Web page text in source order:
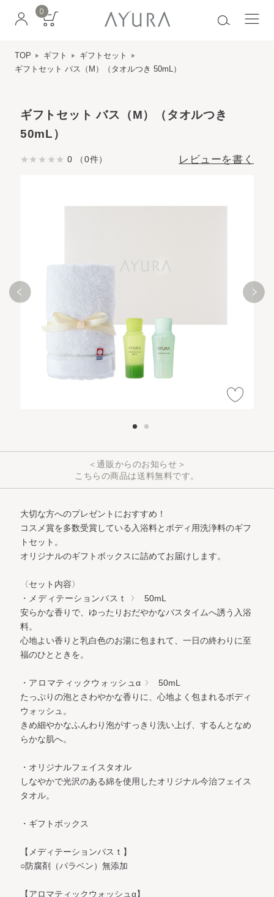
0
TOP ギフト
ギフトセット
ギフトセット バス（M）（タオルつき 50mL）
ギフトセット バス（M）（タオルつき
50mL）
0 （0件） レビューを書く
＜通販からのお知らせ＞
こちらの商品は送料無料です。
大切な方へのプレゼントにおすすめ！
コスメ賞を多数受賞している入浴料とボディ用洗浄料のギフ
トセット。
オリジナルのギフトボックスに詰めてお届けします。
〈セット内容〉
・メディテーションバスｔ
50mL
安らかな香りで、ゆったりおだやかなバスタイムへ誘う入浴
料。
心地よい香りと乳白色のお湯に包まれて、一日の終わりに至
福のひとときを。
・アロマティックウォッシュα
50mL
たっぷりの泡とさわやかな香りに、心地よく包まれるボディ
ウォッシュ。
きめ細やかなふんわり泡がすっきり洗い上げ、するんとなめ
らかな肌へ。
・オリジナルフェイスタオル
しなやかで光沢のある綿を使用したオリジナル今治フェイス
タオル。
・ギフトボックス
【メディテーションバスｔ】
○防腐剤（パラベン）無添加
【アロマティックウォッシュα】